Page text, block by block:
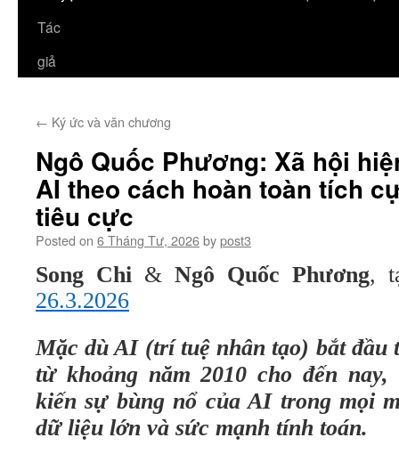
Tác
giả
← Ký ức và văn chương
Ngô Quốc Phương: Xã hội
AI theo cách hoàn toàn tích
tiêu cực
Posted on 6 Tháng Tư, 2026bypost3
Song Chi & Ngô Quốc Phương,
26.3.2026
Mặc dù AI (trí tuệ nhân tạo) bắt đầu
từ khoảng năm 2010 cho đến
kiến sự bùng nổ của AI trong mọi
dữ liệu lớn và sức mạnh tính toán.